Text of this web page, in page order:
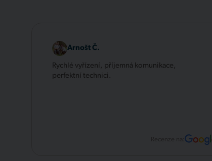
Arnošt Č.
Rychlé vyřízení, příjemná komunikace,
perfektní technici.